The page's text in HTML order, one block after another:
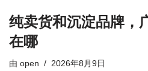
纯卖货和沉淀品牌，
在哪
由 open 2026年8月9日